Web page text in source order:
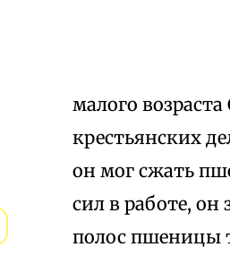
малого
крестьянских
он мог сжать
сил в работе,
полос пшеницы